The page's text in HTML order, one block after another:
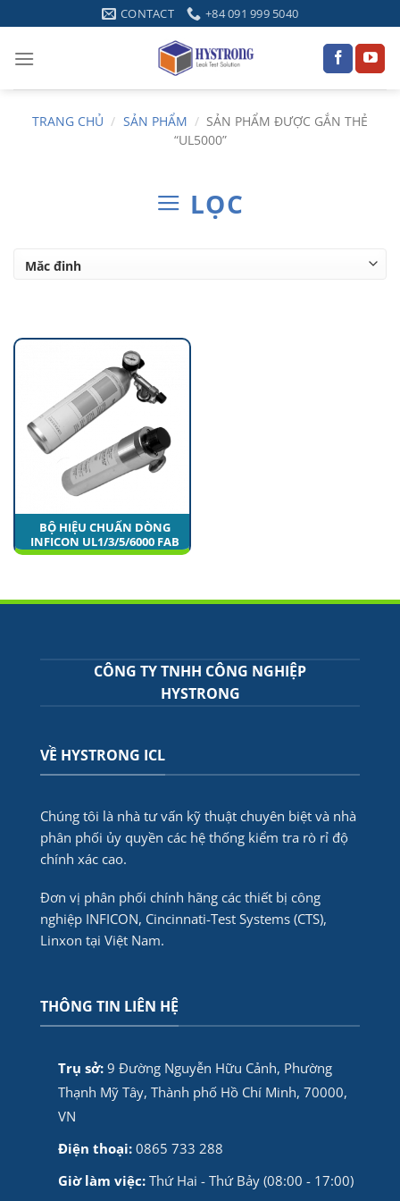
to
content
CONTACT +84 091 999 5040
TRANG CHỦ / SẢN PHẨM / SẢN PHẨM ĐƯỢC GẮN THẺ
“UL5000”
LỌC
BỘ HIỆU CHUẨN DÒNG
INFICON UL1/3/5/6000 FAB
CÔNG TY TNHH CÔNG NGHIỆP
HYSTRONG
VỀ HYSTRONG ICL
Chúng tôi là nhà tư vấn kỹ thuật chuyên biệt và nhà
phân phối ủy quyền các hệ thống kiểm tra rò rỉ độ
chính xác cao.
Đơn vị phân phối chính hãng các thiết bị công
nghiệp INFICON, Cincinnati-Test Systems (CTS),
Linxon tại Việt Nam.
THÔNG TIN LIÊN HỆ
Trụ sở: 9 Đường Nguyễn Hữu Cảnh, Phường
Thạnh Mỹ Tây, Thành phố Hồ Chí Minh, 70000,
VN
Điện thoại:0865 733 288
Giờ làm việc:Thứ Hai - Thứ Bảy (08:00 - 17:00)